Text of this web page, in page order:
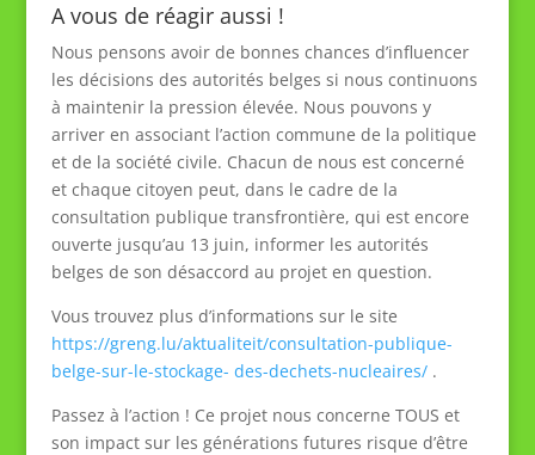
A vous de réagir aussi !
Nous pensons avoir de bonnes chances d’influencer
les décisions des autorités belges si nous continuons
à maintenir la pression élevée. Nous pouvons y
arriver en associant l’action commune de la politique
et de la société civile. Chacun de nous est concerné
et chaque citoyen peut, dans le cadre de la
consultation publique transfrontière, qui est encore
ouverte jusqu’au 13 juin, informer les autorités
belges de son désaccord au projet en question.
Vous trouvez plus d’informations sur le site
https://greng.lu/aktualiteit/consultation-publique-
belge-sur-le-stockage- des-dechets-nucleaires/.
Passez à l’action ! Ce projet nous concerne TOUS et
son impact sur les générations futures risque d’être